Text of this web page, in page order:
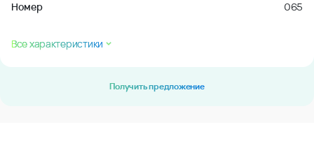
Номер 065
Все характеристики
Получить предложение